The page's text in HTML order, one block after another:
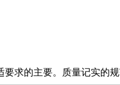
求的主要。质量记实的